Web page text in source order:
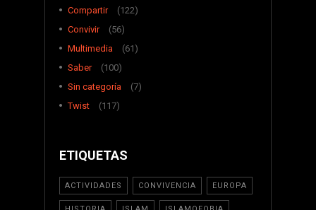
Compartir
(122)
Convivir
(56)
Multimedia
(61)
Saber
(100)
Sin categoría
(7)
Twist
(117)
ETIQUETAS
ACTIVIDADES CONVIVENCIA EUROPA